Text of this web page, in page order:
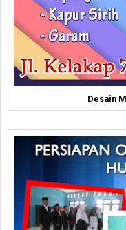
Desain